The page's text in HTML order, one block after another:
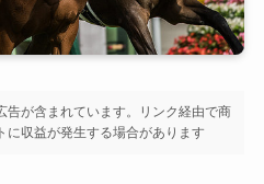
が含まれています。リンク経由で商
に収益が発生する場合があります